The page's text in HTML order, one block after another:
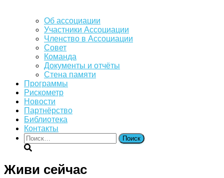
Об ассоциации
Участники Ассоциации
Членство в Ассоциации
Совет
Команда
Документы и отчёты
Стена памяти
Программы
Рискометр
Новости
Партнёрство
Библиотека
Контакты
Найти:
Живи сейчас